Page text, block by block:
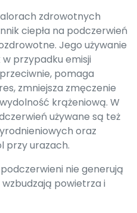
zdrowotnych
ciepła na podczerwień
Jego używanie
przypadku emisji
pomaga
zmniejsza zmęczenie
krążeniową. W
używane są też
oraz
przy urazach.
nie generują
wzbudzają powietrza i